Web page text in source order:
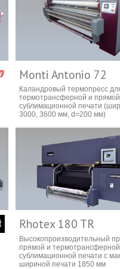
Monti Antonio 72
Каландровый термопресс
термотрансферной и прямой
сублимационной печати
3000, 3600 мм, d=200 мм)
Rhotex 180 TR
Высокопроизводительный
прямой и термотрансферной
сублимационной печати с
шириной печати 1850 мм